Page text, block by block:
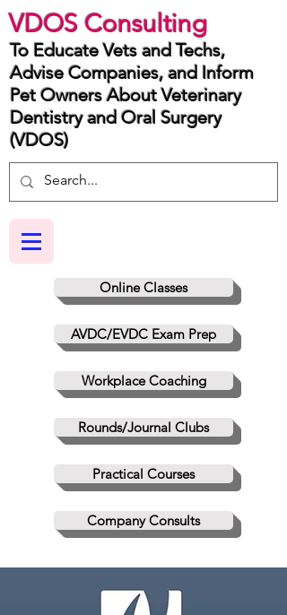
VDOS Consulting
Online Classes
AVDC/EVDC Exam Prep
Workplace Coaching
Rounds/Journal Clubs
Practical Courses
Company Consults
To Educate Vets and Techs,
Advise Companies, and Inform
Pet Owners About Veterinary
Dentistry and Oral Surgery
(VDOS)